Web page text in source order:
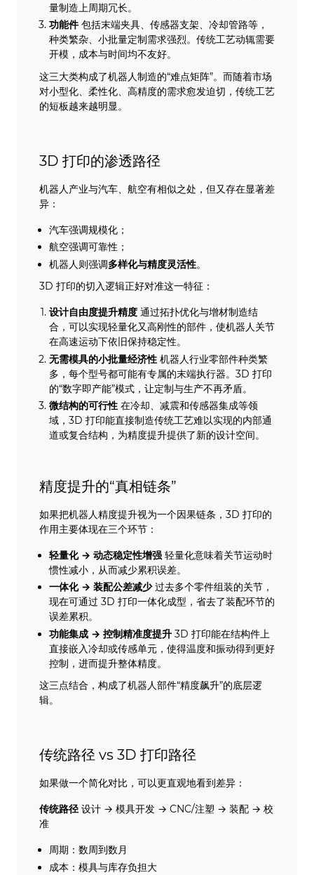
量制造上周期冗长。
功能件包括末端夹具、传感器支架、冷却管路等，
种类繁杂、小批量定制需求强烈。传统工艺动辄需要
开模，成本与时间均不友好。
这三大类构成了机器人制造的“难点矩阵”。而随着市场
对小型化、柔性化、高精度的需求愈发迫切，传统工艺
的短板越来越明显。
3D 打印的渗透路径
机器人产业与汽车、航空有相似之处，但又存在显著差
异：
汽车强调规模化；
航空强调可靠性；
机器人则强调多样化与精度灵活性。
3D 打印的切入逻辑正好对准这一特征：
设计自由度提升精度 通过拓扑优化与增材制造结
合，可以实现轻量化又高刚性的部件，使机器人关节
在高速运动下依旧保持稳定性。
无需模具的小批量经济性 机器人行业零部件种类繁
多，每个型号都可能有专属的末端执行器。3D 打印
的“数字即产能”模式，让定制与生产不再矛盾。
微结构的可行性 在冷却、减震和传感器集成等领
域，3D 打印能直接制造传统工艺难以实现的内部通
道或复合结构，为精度提升提供了新的设计空间。
精度提升的“真相链条”
如果把机器人精度提升视为一个因果链条，3D 打印的
作用主要体现在三个环节：
轻量化 → 动态稳定性增强 轻量化意味着关节运动时
惯性减小，从而减少累积误差。
一体化 → 装配公差减少过去多个零件组装的关节，
现在可通过 3D 打印一体化成型，省去了装配环节的
误差累积。
功能集成 → 控制精准度提升 3D 打印能在结构件上
直接嵌入冷却或传感单元，使得温度和振动得到更好
控制，进而提升整体精度。
这三点结合，构成了机器人部件“精度飙升”的底层逻
辑。
传统路径 vs 3D 打印路径
如果做一个简化对比，可以更直观地看到差异：
传统路径设计 → 模具开发 → CNC/注塑 → 装配 → 校
准
周期：数周到数月
成本：模具与库存负担大